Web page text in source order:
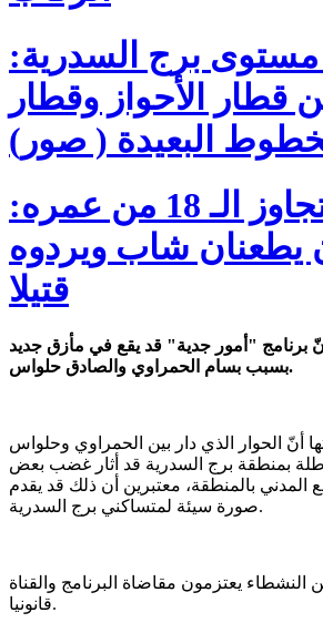
برج السدرية:
قطار الأحواز وقطار
البعيدة ( صور)
لم يتجاوز الـ 18 من عمره:
يطعنان شاب ويردوه
قتيلا
برنامج "أمور جدية" قد يقع في مأزق جديد
بسبب بسام الحمراوي والصادق حلواس.
أنّ الحوار الذي دار بين الحمراوي وحلواس
بمنطقة برج السدرية قد أثار غضب بعض
المدني بالمنطقة، معتبرين أن ذلك قد يقدم
صورة سيئة لمتساكني برج السدرية.
يعتزمون مقاضاة البرنامج والقناة
قانونيا.